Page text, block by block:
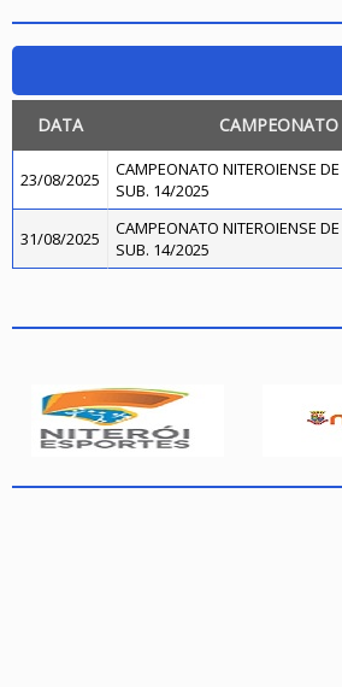
DATA CAMPEONATO
23/08/2025
CAMPEONATO NITEROIENSE
SUB. 14/2025
31/08/2025
CAMPEONATO NITEROIENSE
SUB. 14/2025